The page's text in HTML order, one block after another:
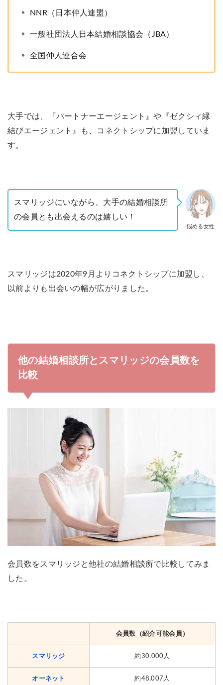
NNR（日本仲人連盟）
一般社団法人日本結婚相談協会（JBA）
全国仲人連合会
大手では、『パートナーエージェント』や『ゼクシィ縁
結びエージェント』も、コネクトシップに加盟していま
す。
悩める女性
スマリッジにいながら、大手の結婚相談所
の会員とも出会えるのは嬉しい！
スマリッジは2020年9月よりコネクトシップに加盟し、
以前よりも出会いの幅が広がりました。
他の結婚相談所とスマリッジの会員数を
比較
会員数をスマリッジと他社の結婚相談所で比較してみま
した。
会員数（紹介可能会員）
スマリッジ 約30,000人
オーネット 約48,007人